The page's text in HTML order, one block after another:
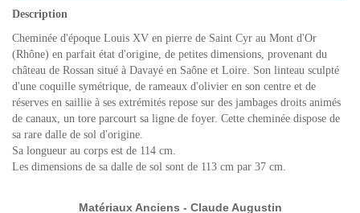
Description
Cheminée d'époque Louis XV en pierre de Saint Cyr au Mont d'Or
(Rhône) en parfait état d'origine, de petites dimensions, provenant du
château de Rossan situé à Davayé en Saône et Loire. Son linteau sculpté
d'une coquille symétrique, de rameaux d'olivier en son centre et de
réserves en saillie à ses extrémités repose sur des jambages droits animés
de canaux, un tore parcourt sa ligne de foyer. Cette cheminée dispose de
sa rare dalle de sol d'origine.
Sa longueur au corps est de 114 cm.
Les dimensions de sa dalle de sol sont de 113 cm par 37 cm.
Matériaux Anciens - Claude Augustin